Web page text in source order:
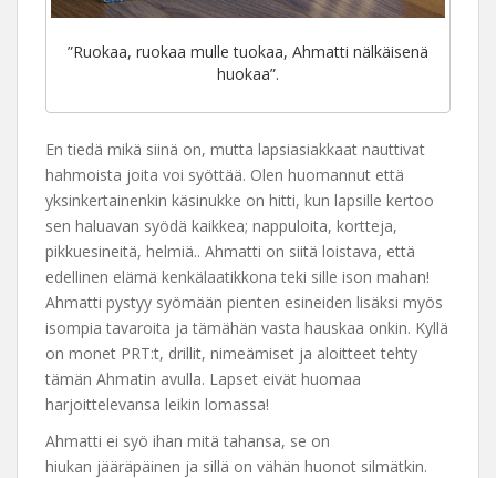
”Ruokaa, ruokaa mulle tuokaa, Ahmatti nälkäisenä
huokaa”.
En tiedä mikä siinä on, mutta lapsiasiakkaat nauttivat
hahmoista joita voi syöttää. Olen huomannut että
yksinkertainenkin käsinukke on hitti, kun lapsille kertoo
sen haluavan syödä kaikkea; nappuloita, kortteja,
pikkuesineitä, helmiä.. Ahmatti on siitä loistava, että
edellinen elämä kenkälaatikkona teki sille ison mahan!
Ahmatti pystyy syömään pienten esineiden lisäksi myös
isompia tavaroita ja tämähän vasta hauskaa onkin. Kyllä
on monet PRT:t, drillit, nimeämiset ja aloitteet tehty
tämän Ahmatin avulla. Lapset eivät huomaa
harjoittelevansa leikin lomassa!
Ahmatti ei syö ihan mitä tahansa, se on
hiukan jääräpäinen ja sillä on vähän huonot silmätkin.